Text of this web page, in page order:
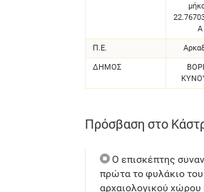
Α
Π.Ε.
ΔΗΜΟΣ
Πρόσβαση στο
Ο επισκέπτης
πρώτα το φυλάκιο του
αρχαιολογικού χώρου